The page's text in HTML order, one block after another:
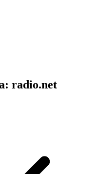
radio.net